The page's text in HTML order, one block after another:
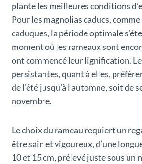
plante les meilleures conditions
Pour les magnolias caducs,
caduques, la période optimale
moment où les rameaux sont
ont commencé leur lignification.
persistantes, quant à elles,
de l’été jusqu’à l’automne, soit de
novembre.
Le choix du rameau requiert un
être sain et vigoureux, d’une
10 et 15 cm, prélevé juste sous un